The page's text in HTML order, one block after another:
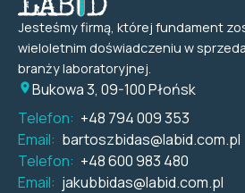
Jesteśmy firmą, której fundament
wieloletnim doświadczeniu w
branży laboratoryjnej.
Bukowa 3, 09-100 Płońsk
Telefon: +48 794 009 353
Email: bartoszbidas@labid.com.pl
Telefon: +48 600 983 480
Email: jakubbidas@labid.com.pl